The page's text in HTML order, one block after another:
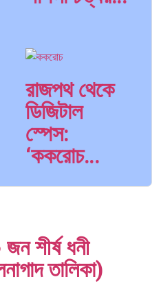
ক্রীড়া
ক্রূরতা ও
ধ্বংসের
পৃথিবীর…
রাজপথ থেকে
ডিজিটাল
স্পেস:
‘ককরোচ…
হিটলারের মৃত্যু,
গোপন
জন শীর্ষ ধনী
তালিকা)